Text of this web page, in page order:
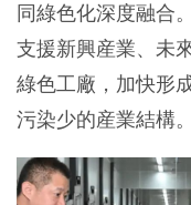
同綠色化深度融合
支援新興産業、未
綠色工廠，加快形
污染少的産業結構。